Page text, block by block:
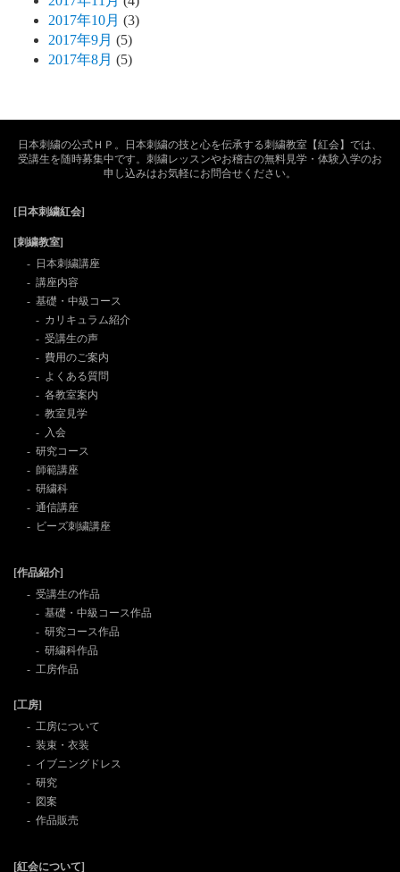
2017年10月 (3)
2017年9月 (5)
2017年8月 (5)
日本刺繍の公式ＨＰ。日本刺繍の技と心を伝承する刺繍教室【紅会】では、
受講生を随時募集中です。刺繍レッスンやお稽古の無料見学・体験入学のお
申し込みはお気軽にお問合せください。
[日本刺繍紅会]
[刺繍教室]
日本刺繍講座
講座内容
基礎・中級コース
カリキュラム紹介
受講生の声
費用のご案内
よくある質問
各教室案内
教室見学
入会
研究コース
師範講座
研繍科
通信講座
ビーズ刺繍講座
[作品紹介]
受講生の作品
基礎・中級コース作品
研究コース作品
研繍科作品
工房作品
[工房]
工房について
装束・衣装
イブニングドレス
研究
図案
作品販売
[紅会について]